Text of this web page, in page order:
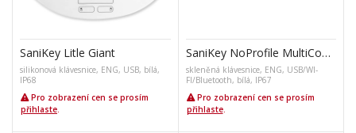
SaniKey Litle Giant
silikonová klávesnice, ENG, USB, bílá,
IP68
Pro zobrazení cen se prosím
přihlaste.
SaniKey NoProfile MultiConnect
skleněná klávesnice, ENG, USB/WI-
FI/Bluetooth, bílá, IP67
Pro zobrazení cen se prosím
přihlaste.